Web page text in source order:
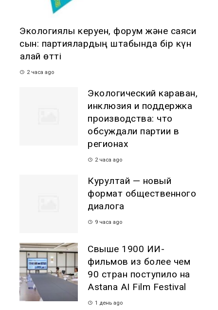
Экологиялық керуен, форум және саяси
сын: партиялардың штабында бір күн
қалай өтті
2 часа ago
Экологический караван,
инклюзия и поддержка
производства: что
обсуждали партии в
регионах
2 часа ago
Курултай — новый
формат общественного
диалога
9 часа ago
Свыше 1900 ИИ-
фильмов из более чем
90 стран поступило на
Astana AI Film Festival
1 день ago